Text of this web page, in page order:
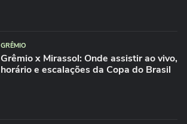
GRÊMIO
Grêmio x Mirassol: Onde assistir ao vivo,
horário e escalações da Copa do Brasil